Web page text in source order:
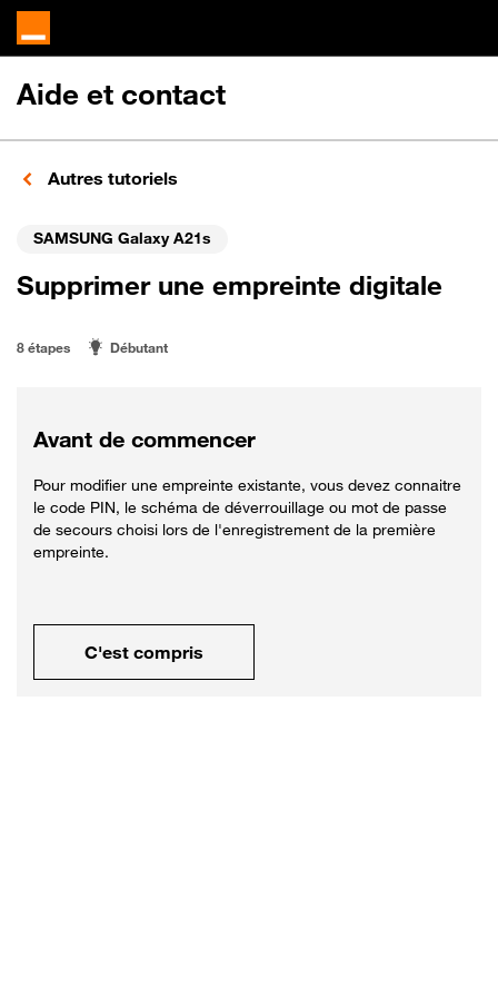
Aide et contact
Autres tutoriels
SAMSUNG Galaxy A21s
Supprimer une empreinte digitale
8 étapes Débutant
Avant de commencer
Pour modifier une empreinte existante, vous devez connaitre
le code PIN, le schéma de déverrouillage ou mot de passe
de secours choisi lors de l'enregistrement de la première
empreinte.
C'est compris